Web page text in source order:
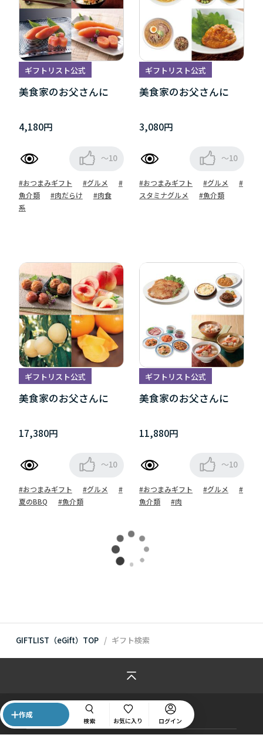
ギフトリスト公式
美食家のお父さんに
4,180円
～10
#おつまみギフト #グルメ
#
魚介類
#肉だらけ
#肉食
系
ギフトリスト公式
美食家のお父さんに
3,080円
～10
#おつまみギフト #グルメ
#
スタミナグルメ
#魚介類
ギフトリスト公式
美食家のお父さんに
17,380円
～10
#おつまみギフト #グルメ
#
夏のBBQ
#魚介類
ギフトリスト公式
美食家のお父さんに
11,880円
～10
#おつまみギフト #グルメ
#
魚介類
#肉
み
GIFTLIST（eGift）TOP ギフト検索
作成
検索 お気に入り ログイン